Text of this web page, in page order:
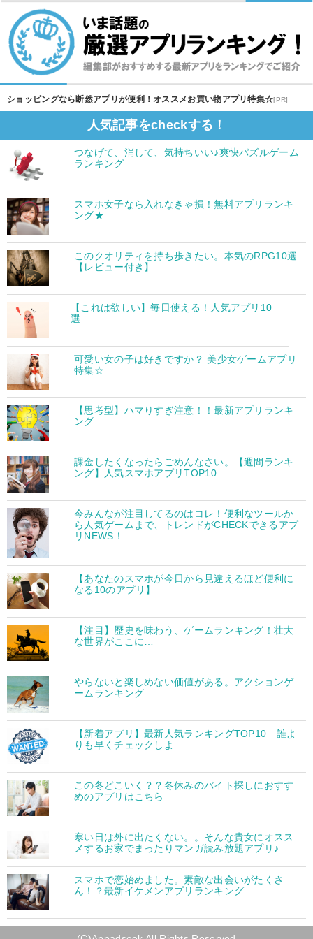
ショッピングなら断然アプリが便利！オススメお買い物アプリ特集☆[PR]
人気記事をcheckする！
つなげて、消して、気持ちいい♪爽快パズルゲーム
ランキング
スマホ女子なら入れなきゃ損！無料アプリランキ
ング★
このクオリティを持ち歩きたい。本気のRPG10選
【レビュー付き】
【これは欲しい】毎日使える！人気アプリ10
選
可愛い女の子は好きですか？ 美少女ゲームアプリ
特集☆
【思考型】ハマりすぎ注意！！最新アプリランキ
ング
課金したくなったらごめんなさい。【週間ランキ
ング】人気スマホアプリTOP10
今みんなが注目してるのはコレ！便利なツールか
ら人気ゲームまで、トレンドがCHECKできるアプ
リNEWS！
【あなたのスマホが今日から見違えるほど便利に
なる10のアプリ】
【注目】歴史を味わう、ゲームランキング！壮大
な世界がここに…
やらないと楽しめない価値がある。アクションゲ
ームランキング
【新着アプリ】最新人気ランキングTOP10 誰よ
りも早くチェックしよ
この冬どこいく？？冬休みのバイト探しにおすす
めのアプリはこちら
寒い日は外に出たくない。。そんな貴女にオスス
メするお家でまったりマンガ読み放題アプリ♪
スマホで恋始めました。素敵な出会いがたくさ
ん！？最新イケメンアプリランキング